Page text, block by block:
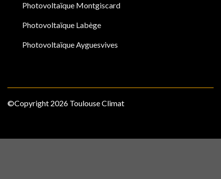
Photovoltaïque Montgiscard
Photovoltaïque Labège
Photovoltaïque Ayguesvives
©Copyright 2026 Toulouse Climat